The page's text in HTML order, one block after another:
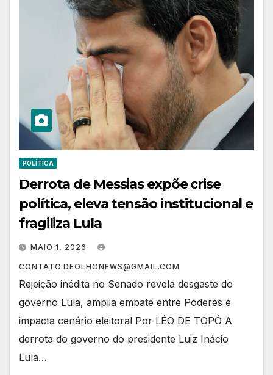
POLÍTICA
Derrota de Messias expõe crise
política, eleva tensão institucional e
fragiliza Lula
MAIO 1, 2026
CONTATO.DEOLHONEWS@GMAIL.COM
Rejeição inédita no Senado revela desgaste do
governo Lula, amplia embate entre Poderes e
impacta cenário eleitoral Por LÉO DE TOPÓ A
derrota do governo do presidente Luiz Inácio
Lula…